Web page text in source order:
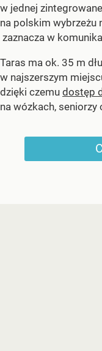
w jednej
na polskim wybrzeżu
zaznacza w
Taras ma ok. 35 m
w najszerszym
dzięki czemu dostęp
na wózkach, seniorzy